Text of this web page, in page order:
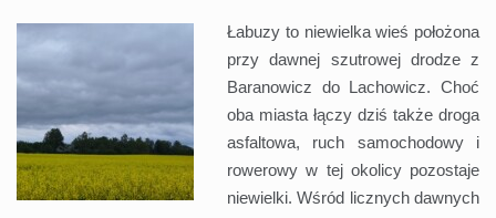
Łabuzy to niewielka wieś położona
przy dawnej szutrowej drodze z
Baranowicz do Lachowicz. Choć
oba miasta łączy dziś także droga
asfaltowa, ruch samochodowy i
rowerowy w tej okolicy pozostaje
niewielki. Wśród licznych dawnych